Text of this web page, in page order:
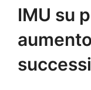
IMU su